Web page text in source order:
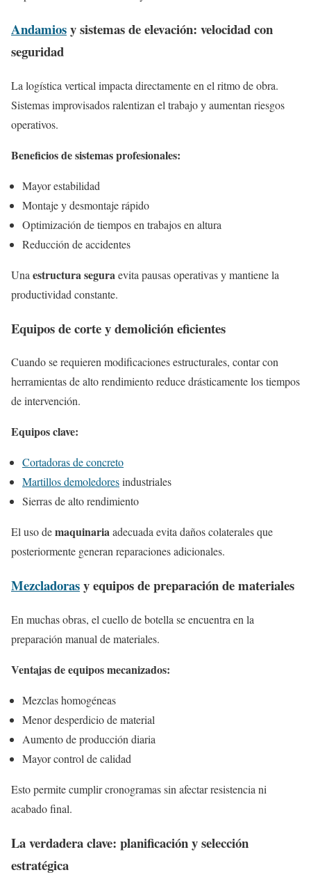
Andamiosy sistemas de elevación: velocidad con
seguridad
La logística vertical impacta directamente en el ritmo de obra.
Sistemas improvisados ralentizan el trabajo y aumentan riesgos
operativos.
Beneficios de sistemas profesionales:
Mayor estabilidad
Montaje y desmontaje rápido
Optimización de tiempos en trabajos en altura
Reducción de accidentes
Una estructura seguraevita pausas operativas y mantiene la
productividad constante.
Equipos de corte y demolición eficientes
Cuando se requieren modificaciones estructurales, contar con
herramientas de alto rendimiento reduce drásticamente los tiempos
de intervención.
Equipos clave:
Cortadoras de concreto
Martillos demoledoresindustriales
Sierras de alto rendimiento
El uso demaquinariaadecuada evita daños colaterales que
posteriormente generan reparaciones adicionales.
Mezcladorasy equipos de preparación de materiales
En muchas obras, el cuello de botella se encuentra en la
preparación manual de materiales.
Ventajas de equipos mecanizados:
Mezclas homogéneas
Menor desperdicio de material
Aumento de producción diaria
Mayor control de calidad
Esto permite cumplir cronogramas sin afectar resistencia ni
acabado final.
La verdadera clave: planificación y selección
estratégica